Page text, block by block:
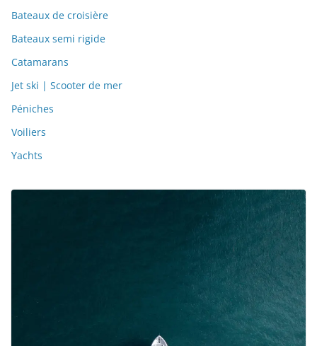
Bateaux de croisière
Bateaux semi rigide
Catamarans
Jet ski | Scooter de mer
Péniches
Voiliers
Yachts